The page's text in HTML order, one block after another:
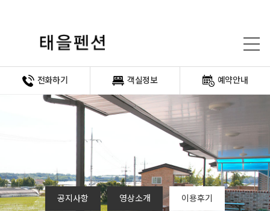
전화하기 객실정보 예약안내
공지사항 영상소개 이용후기